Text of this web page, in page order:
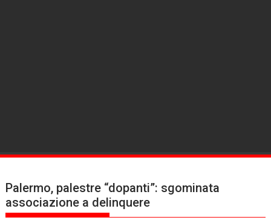
Palermo, palestre “dopanti”: sgominata
associazione a delinquere